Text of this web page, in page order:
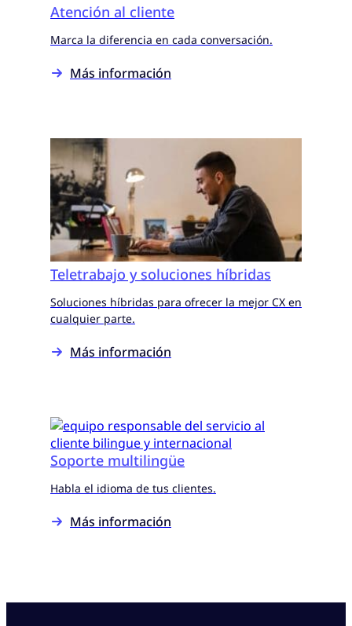
Atención al cliente
Marca la diferencia en cada conversación.
Más información
Teletrabajo y soluciones híbridas
Soluciones híbridas para ofrecer la mejor CX en
cualquier parte.
Más información
Soporte multilingüe
Habla el idioma de tus clientes.
Más información